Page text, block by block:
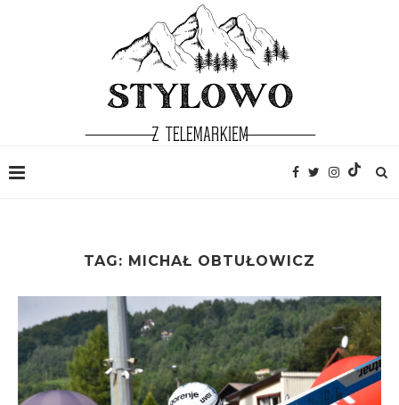
TAG: MICHAŁ OBTUŁOWICZ